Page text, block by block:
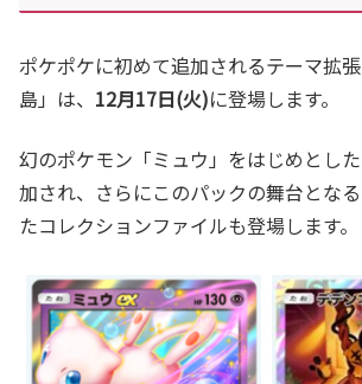
ポケポケに初めて追加されるテーマ拡
島」は、 12月17日(火)に登場します。
幻のポケモン「ミュウ」をはじめとし
加され、さらにこのパックの舞台とな
たコレクションファイルも登場します。